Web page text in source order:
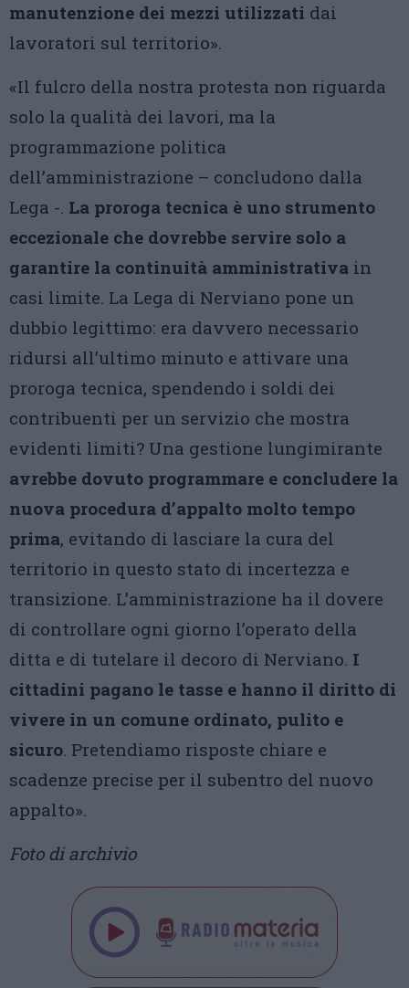
manutenzione dei mezzi utilizzati dai
lavoratori sul territorio».
«Il fulcro della nostra protesta non riguarda
solo la qualità dei lavori, ma la
programmazione politica
dell’amministrazione – concludono dalla
Lega -. La proroga tecnica è uno strumento
eccezionale che dovrebbe servire solo a
garantire la continuità amministrativa in
casi limite. La Lega di Nerviano pone un
dubbio legittimo: era davvero necessario
ridursi all’ultimo minuto e attivare una
proroga tecnica, spendendo i soldi dei
contribuenti per un servizio che mostra
evidenti limiti? Una gestione lungimirante
avrebbe dovuto programmare e concludere la
nuova procedura d’appalto molto tempo
prima, evitando di lasciare la cura del
territorio in questo stato di incertezza e
transizione. L’amministrazione ha il dovere
di controllare ogni giorno l’operato della
ditta e di tutelare il decoro di Nerviano. I
cittadini pagano le tasse e hanno il diritto di
vivere in un comune ordinato, pulito e
sicuro. Pretendiamo risposte chiare e
scadenze precise per il subentro del nuovo
appalto».
Foto di archivio